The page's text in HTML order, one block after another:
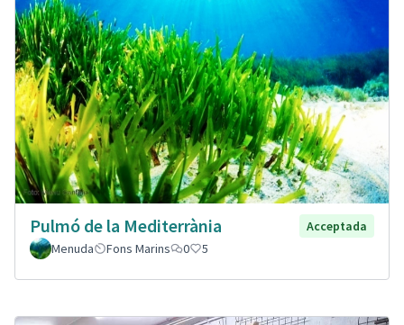
Pulmó de la Mediterrània
Acceptada
Menuda
Fons Marins 0 5